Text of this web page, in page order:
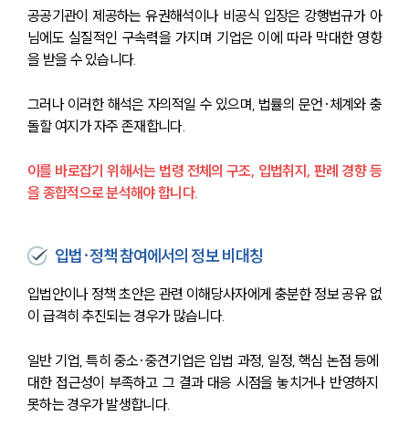
공공기관이 제공하는 유권해석이나 비공식 입장은 강행법규가 아
님에도 실질적인 구속력을 가지며 기업은 이에 따라 막대한 영향
을 받을 수 있습니다.
그러나 이러한 해석은 자의적일 수 있으며, 법률의 문언·체계와 충
돌할 여지가 자주 존재합니다.
이를 바로잡기 위해서는 법령 전체의 구조, 입법취지, 판례 경향 등
을 종합적으로 분석해야 합니다.
입법·정책 참여에서의 정보 비대칭
입법안이나 정책 초안은 관련 이해당사자에게 충분한 정보 공유 없
이 급격히 추진되는 경우가 많습니다.
일반 기업, 특히 중소·중견기업은 입법 과정, 일정, 핵심 논점 등에
대한 접근성이 부족하고 그 결과 대응 시점을 놓치거나 반영하지
못하는 경우가 발생합니다.